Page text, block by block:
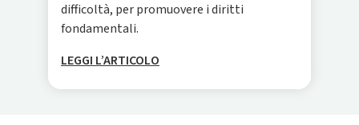
difficoltà, per promuovere i diritti
fondamentali.
LEGGI L’ARTICOLO